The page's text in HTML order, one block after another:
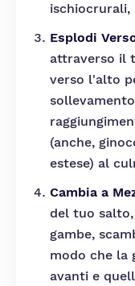
ischiocrurali,
Esplodi
attraverso il
verso l'alto
(anche,
estese) al
Cambia a
del tuo
gambe,
modo che la
avanti e